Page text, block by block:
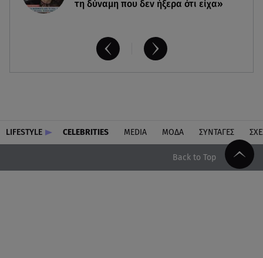
τη δύναμη που δεν ήξερα ότι είχα»
LIFESTYLE CELEBRITIES MEDIA ΜΟΔΑ ΣΥΝΤΑΓΕΣ
Back to Top